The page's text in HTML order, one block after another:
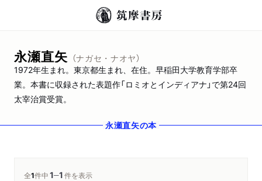
永瀬直矢 （ナガセ・ナオヤ）
1972年生まれ。東京都生まれ、在住。早稲田大学教育学部卒
業。本書に収録された表題作「ロミオとインディアナ」で第24回
太宰治賞受賞。
永瀬直矢の本
全1件中1─1件を表示